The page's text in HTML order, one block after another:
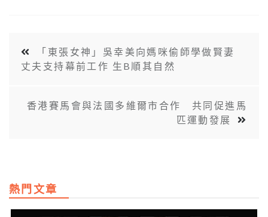
「東張女神」吳幸美向媽咪偷師學做賢妻
丈夫支持幕前工作 生B順其自然
香港賽馬會與法國多維爾市合作 共同促進馬
匹運動發展
熱門文章